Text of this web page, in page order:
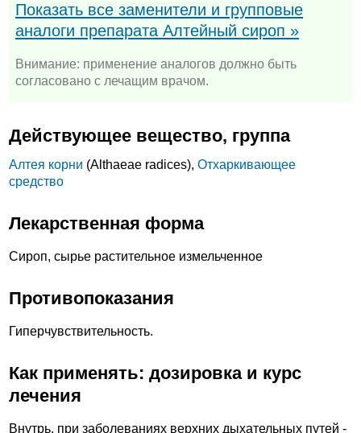
Показать все заменители и групповые
аналоги препарата Алтейный сироп »
Внимание: применение аналогов должно быть
согласовано с лечащим врачом.
Действующее вещество, группа
Алтея корни (Althaeae radices), Отхаркивающее
средство
Лекарственная форма
Сироп, сырье растительное измельченное
Противопоказания
Гиперчувствительность.
Как применять: дозировка и курс
лечения
Внутрь, при заболеваниях верхних дыхательных путей -